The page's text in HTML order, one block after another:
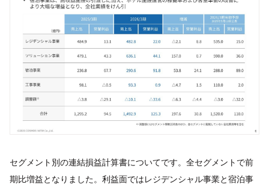
セグメント別の連結損益計算書についてです。全セグメントで前
期比増益となりました。利益面ではレジデンシャル事業と宿泊事